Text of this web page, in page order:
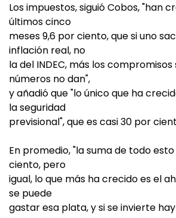
Los impuestos, siguió Cobos, "han
últimos cinco
meses 9,6 por ciento, que si uno
inflación real, no
la del INDEC, más los compromisos
números no dan",
y añadió que "lo único que ha
la seguridad
previsional", que es casi 30 por
En promedio, "la suma de todo esto
ciento, pero
igual, lo que más ha crecido es el
se puede
gastar esa plata, y si se invierte